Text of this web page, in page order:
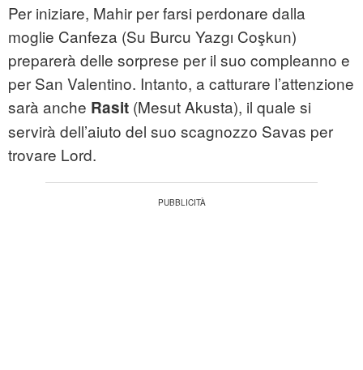
Per iniziare, Mahir per farsi perdonare dalla
moglie Canfeza (Su Burcu Yazgı Coşkun)
preparerà delle sorprese per il suo compleanno e
per San Valentino. Intanto, a catturare l’attenzione
sarà anche Rasit (Mesut Akusta), il quale si
servirà dell’aiuto del suo scagnozzo Savas per
trovare Lord.